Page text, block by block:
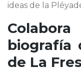
ideas de la
biografía
de La